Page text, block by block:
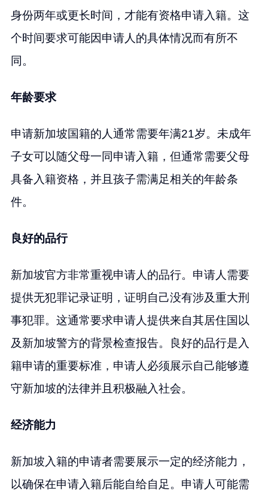
身份两年或更长时间，才能有资格申请入籍。这
个时间要求可能因申请人的具体情况而有所不
同。
年龄要求
申请新加坡国籍的人通常需要年满21岁。未成年
子女可以随父母一同申请入籍，但通常需要父母
具备入籍资格，并且孩子需满足相关的年龄条
件。
良好的品行
新加坡官方非常重视申请人的品行。申请人需要
提供无犯罪记录证明，证明自己没有涉及重大刑
事犯罪。这通常要求申请人提供来自其居住国以
及新加坡警方的背景检查报告。良好的品行是入
籍申请的重要标准，申请人必须展示自己能够遵
守新加坡的法律并且积极融入社会。
经济能力
新加坡入籍的申请者需要展示一定的经济能力，
以确保在申请入籍后能自给自足。申请人可能需